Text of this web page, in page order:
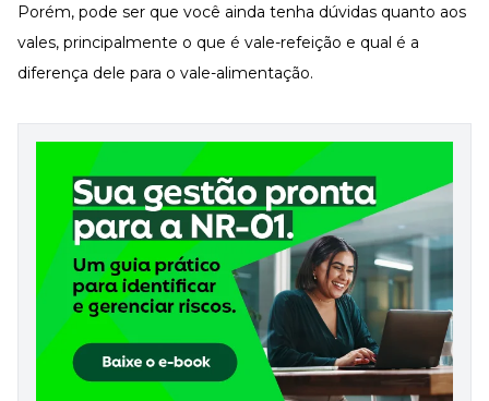
Gestão de Pessoas e Liderança
Capacitação com especialistas
Recursos Humanos
Treinamento de Produto
Desenvolva a sua equipe
Materiais Gratuitos
Materiais Gratuitos
Todos os Materiais Gratuitos
Confira nossos materiais
E-book
Aprofunde seu conhecimento
Porém, pode ser que você ainda tenha dúvidas quanto aos
vales, principalmente o que é vale-refeição e qual é a
diferença dele para o vale-alimentação.